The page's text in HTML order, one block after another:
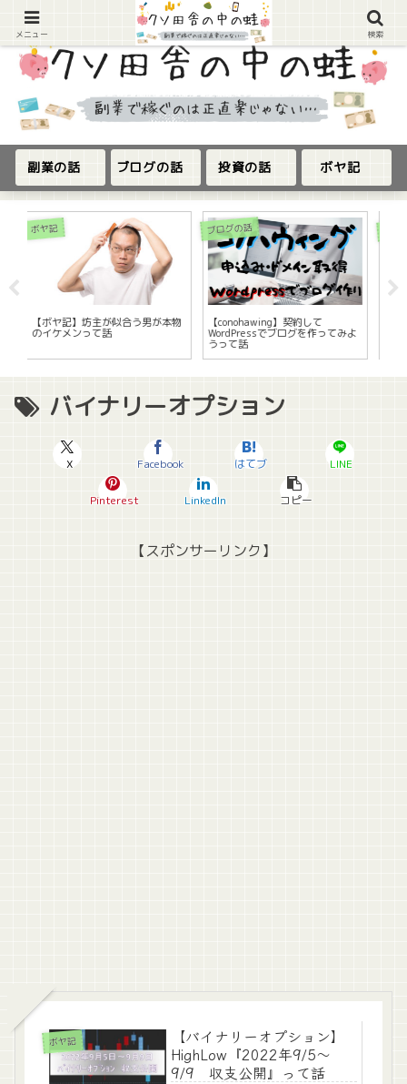
副業の話 ブログの話 投資の話 ボヤ記
ブログの話
【conohawing】契約して
WordPressでブログを作ってみよ
FX短期運用の話
【XMTrading】1万円チャレンジ
『2023年3/30～4/7』収支公開
って話
バイナリーオプション
X Facebook はてブ LINE
Pinterest LinkedIn コピー
【スポンサーリンク】
ボヤ記
【バイナリーオプション】
HighLow『2022年9/5～
9/9 収支公開』って話
メニュー 検索